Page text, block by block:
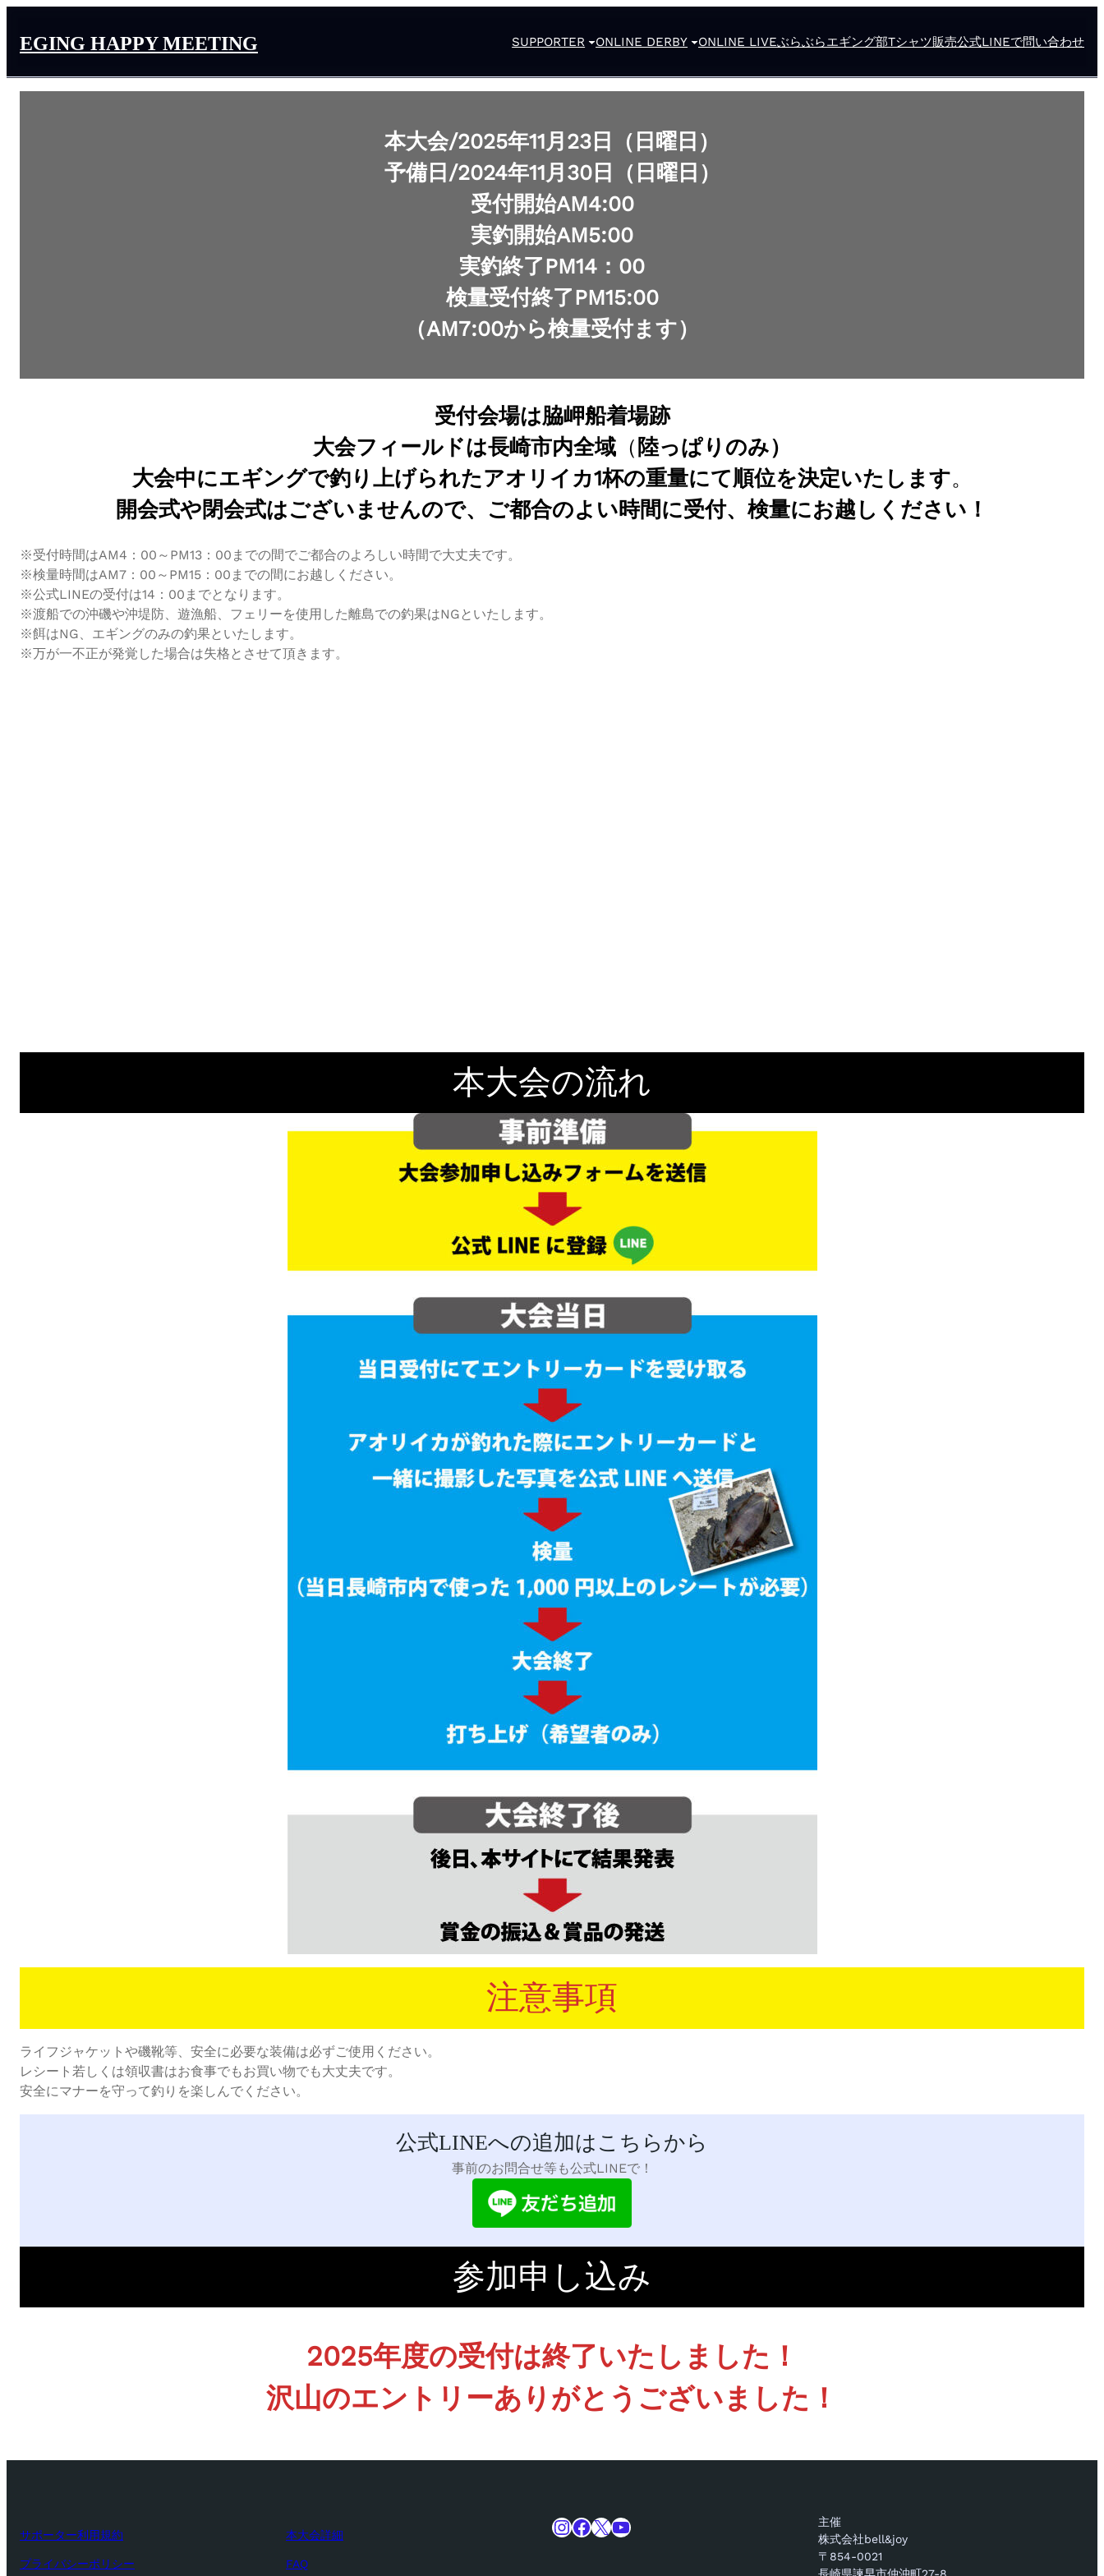
EGING HAPPY MEETING SUPPORTER ONLINE DERBY ONLINE LIVEぶらぶらエギング部Tシャツ販売公式LINEで問い合わせ
本大会/2025年11月23日（日曜日）
予備日/2024年11月30日（日曜日）
受付開始AM4:00
実釣開始AM5:00
実釣終了PM14：00
検量受付終了PM15:00
（AM7:00から検量受付ます）
受付会場は脇岬船着場跡
大会フィールドは長崎市内全域 （ 陸っぱりのみ）
大会中にエギングで釣り上げられたアオリイカ1杯の重量にて順位を決定いたします。
開会式や閉会式はございませんので、ご都合のよい時間に受付、検量にお越しください！
※受付時間はAM4：00～PM13：00までの間でご都合のよろしい時間で大丈夫です。
※検量時間はAM7：00～PM15：00までの間にお越しください。
※公式LINEの受付は14：00までとなります。
※渡船での沖磯や沖堤防、遊漁船、フェリーを使用した離島での釣果はNGといたします。
※餌はNG、エギングのみの釣果といたします。
※万が一不正が発覚した場合は失格とさせて頂きます。
本大会の流れ
注意事項
ライフジャケットや磯靴等、安全に必要な装備は必ずご使用ください。
レシート若しくは領収書はお食事でもお買い物でも大丈夫です。
安全にマナーを守って釣りを楽しんでください。
公式LINEへの追加はこちらから
事前のお問合せ等も公式LINEで！
参加申し込み
2025年度の受付は終了いたしました！
沢山のエントリーありがとうございました！
サポーター利用規約
プライバシーポリシー
本大会詳細
FAQ
InstagramFacebook X YouTube
主催
株式会社bell&joy
〒854-0021
長崎県諫早市仲沖町27-8